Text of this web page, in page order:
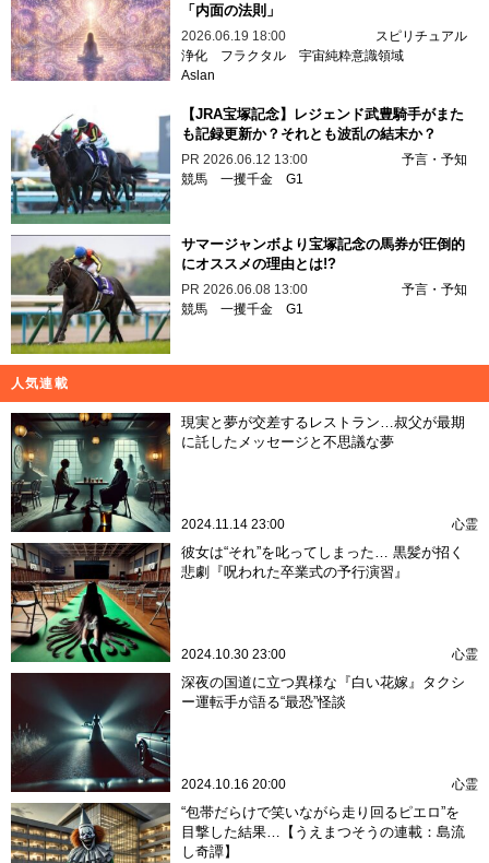
「内面の法則」
2026.06.19 18:00
スピリチュアル
浄化
フラクタル 宇宙純粋意識領域
Aslan
【JRA宝塚記念】レジェンド武豊騎手がまた
も記録更新か？それとも波乱の結末か？
PR 2026.06.12 13:00
予言・予知
競馬 一攫千金 G1
サマージャンボより宝塚記念の馬券が圧倒的
にオススメの理由とは!?
PR 2026.06.08 13:00
予言・予知
競馬 一攫千金 G1
人気連載
現実と夢が交差するレストラン…叔父が最期
に託したメッセージと不思議な夢
2024.11.14 23:00 心霊
彼女は“それ”を叱ってしまった… 黒髪が招く
悲劇『呪われた卒業式の予行演習』
2024.10.30 23:00 心霊
深夜の国道に立つ異様な『白い花嫁』タクシ
ー運転手が語る“最恐”怪談
2024.10.16 20:00 心霊
“包帯だらけで笑いながら走り回るピエロ”を
目撃した結果…【うえまつそうの連載：島流
し奇譚】